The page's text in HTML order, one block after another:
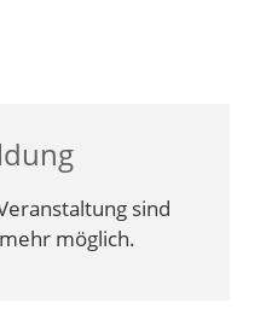
sind
möglich.